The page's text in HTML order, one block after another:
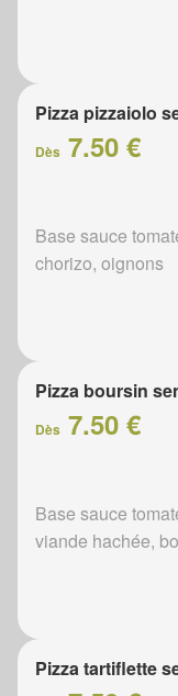
Pizza pizzaiolo
Dès 7.50 €
Base sauce
chorizo, oignons
Pizza boursin
Dès 7.50 €
Base sauce
viande hachée,
Pizza tartiflette